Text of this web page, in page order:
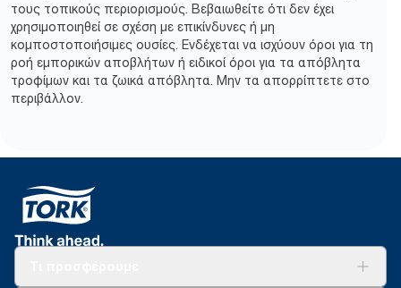
τους τοπικούς περιορισμούς. Βεβαιωθείτε ότι δεν έχει
χρησιμοποιηθεί σε σχέση με επικίνδυνες ή μη
κομποστοποιήσιμες ουσίες. Ενδέχεται να ισχύουν όροι για τη
ροή εμπορικών αποβλήτων ή ειδικοί όροι για τα απόβλητα
τροφίμων και τα ζωικά απόβλητα. Μην τα απορρίπτετε στο
περιβάλλον.​